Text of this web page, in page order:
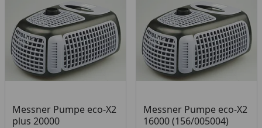
Messner Pumpe eco-X2
plus 20000
Messner Pumpe eco-X2
16000 (156/005004)
Produkt nicht lieferbar